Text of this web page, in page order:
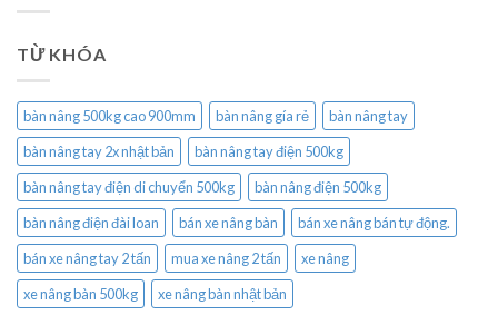
TỪ KHÓA
bàn nâng 500kg cao 900mm bàn nâng gía rẻ
bàn nâng tay
bàn nâng tay 2x nhật bản
bàn nâng tay điện 500kg
bàn nâng tay điện di chuyển 500kg
bàn nâng điện 500kg
bàn nâng điện đài loan
bán xe nâng bàn
bán xe nâng bán tự động.
bán xe nâng tay 2 tấn
mua xe nâng 2 tấn
xe nâng
xe nâng bàn 500kg
xe nâng bàn nhật bản